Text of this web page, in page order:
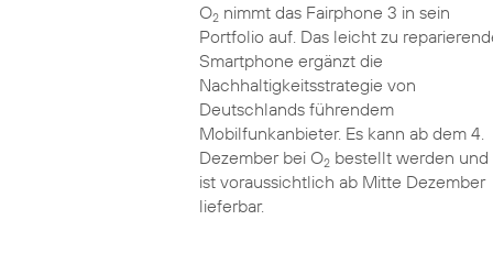
O2nimmt das Fairphone 3 in sein
Portfolio auf. Das leicht zu
Smartphone ergänzt die
Nachhaltigkeitsstrategie von
Deutschlands führendem
Mobilfunkanbieter. Es kann ab dem 4.
Dezember bei O2bestellt werden und
ist voraussichtlich ab Mitte Dezember
lieferbar.